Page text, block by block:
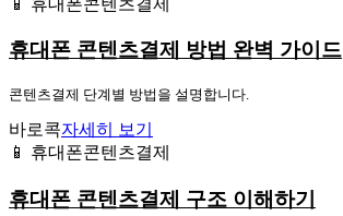
휴대폰 콘텐츠결제 방법 완벽 가이드
콘텐츠결제 단계별 방법을 설명합니다.
바로콕자세히 보기
📱 휴대폰콘텐츠결제
휴대폰 콘텐츠결제 구조 이해하기